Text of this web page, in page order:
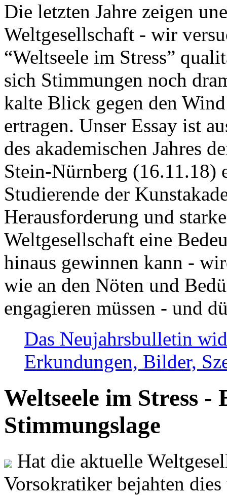
Die letzten Jahre zeigen
Weltgesellschaft - wir
“Weltseele im Stress”
sich Stimmungen noch
kalte Blick gegen den
ertragen. Unser Essay ist
des akademischen Jahres
Stein-Nürnberg (16.11.18)
Studierende der
Herausforderung und
Weltgesellschaft eine
hinaus gewinnen kann -
wie an den Nöten und
engagieren müssen - und
Das Neujahrsbulletin
Erkundungen, Bilder,
Weltseele im Stress -
Stimmungslage
Hat die aktuelle
Vorsokratiker bejahten